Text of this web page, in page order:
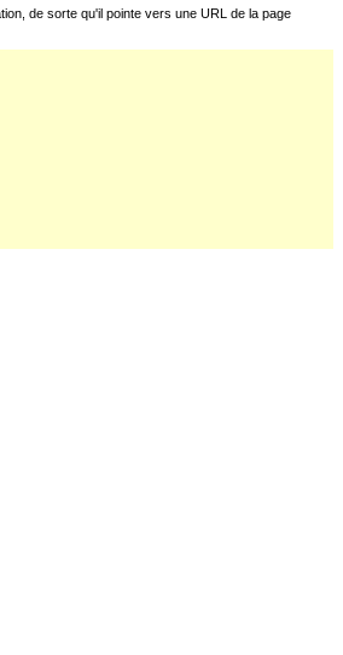
de sorte qu'il pointe vers une URL de la page